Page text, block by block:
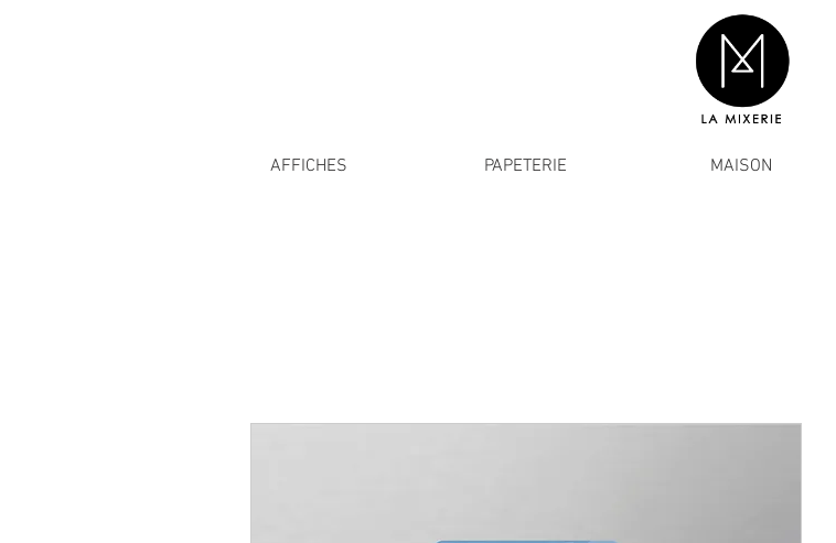
AFFICHES PAPETERIE MAISON